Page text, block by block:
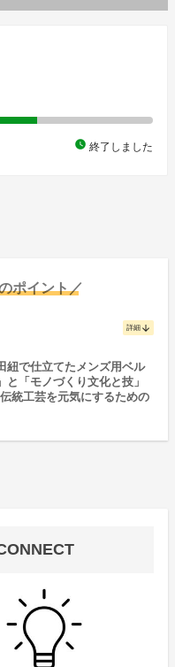
watch_later 終了しました
ポイント／
詳細 arrow_downward
紐で仕立てたメンズ用ベル
と「モノづくり文化と技」
統工芸を元気にするための